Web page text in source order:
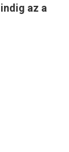
az a